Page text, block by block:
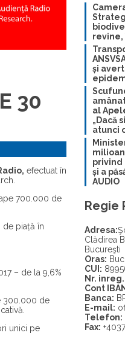
30
, efectuat în
700.000 de
de piață în
– de la 9,6%
300.000 de
unici pe
revine,
și
al
„Dacă
atunci
privind
și a
AUDIO
Regie
Adresa:
Clădirea
Bucureşti
Oras:
CUI:
Nr.
Cont
Banca:
E-mail:
Telefon:
Fax: